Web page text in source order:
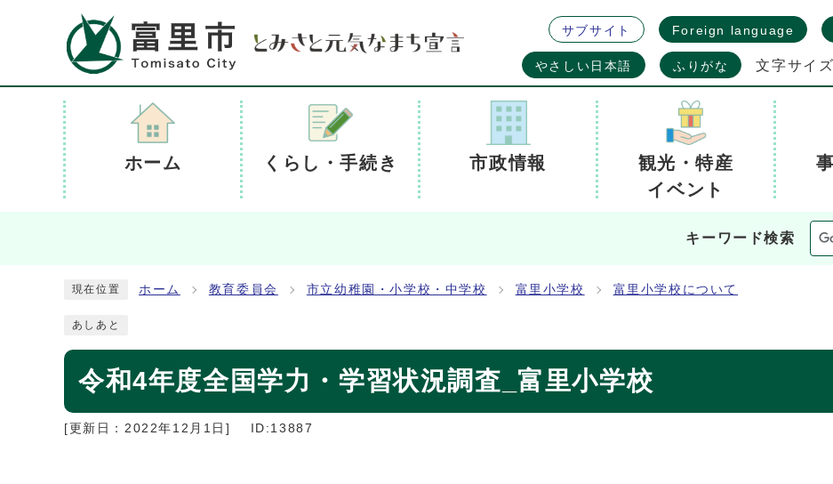
サブサイト Foreign language
やさしい日本語 ふりがな 文字サイズ
ホーム くらし・手続き 市政情報
観光・特産
イベント
キーワード検索
現在位置 ホーム 教育委員会 市立幼稚園・小学校・中学校 富里小学校 富里小学校について
あしあと
令和4年度全国学力・学習状況調査_富里小学校
[更新日： 2022年12月1日 ] ID:13887